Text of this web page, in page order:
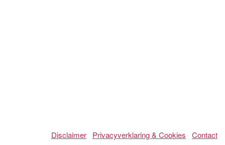
Disclaimer Privacyverklaring & Cookies Contact